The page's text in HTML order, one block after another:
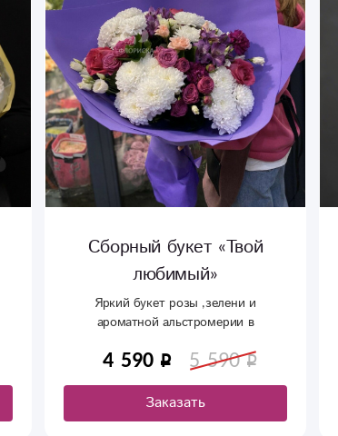
Сборный букет «Твой
любимый»
Яркий букет розы ,зелени и
ароматной альстромерии в
качестве подарка.
4 590 5 590
Заказать